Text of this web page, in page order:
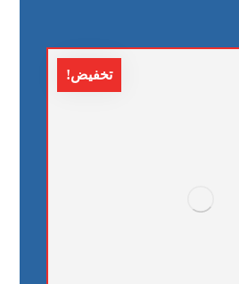
تخفيض!